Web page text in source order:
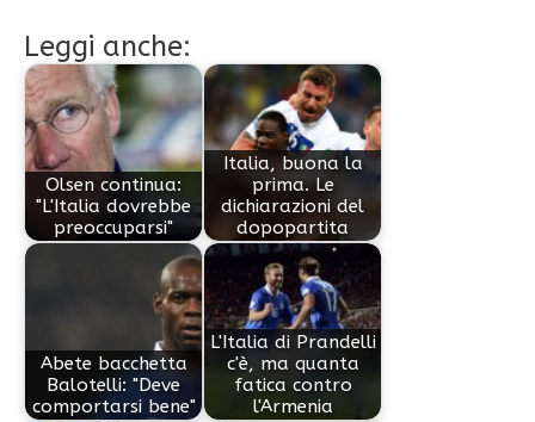
Leggi anche:
Olsen continua:
"L'Italia dovrebbe
preoccuparsi"
Italia, buona la
prima. Le
dichiarazioni del
dopopartita
Abete bacchetta
Balotelli: "Deve
comportarsi bene"
L'Italia di Prandelli
c'è, ma quanta
fatica contro
l'Armenia